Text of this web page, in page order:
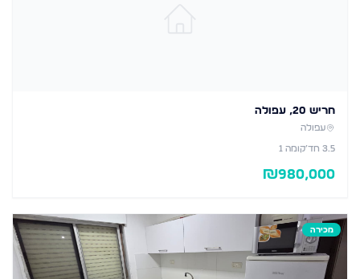
חריש 20, עפולה
עפולה
3.5 חד׳קומה 1
₪980,000
מכירה